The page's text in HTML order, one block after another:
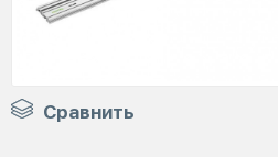
Сравнить